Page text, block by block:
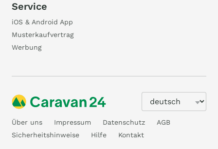
Service
iOS & Android App
Musterkaufvertrag
Werbung
Über uns Impressum Datenschutz
AGB
Sicherheitshinweise
Hilfe Kontakt